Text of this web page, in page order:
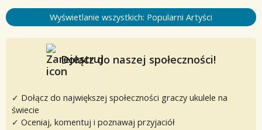
Wyświetlanie wszystkich: Popularni Artyści
Dołącz do naszej społeczności!
✓ Dołącz do największej społeczności graczy ukulele na
świecie
✓ Oceniaj, komentuj i poznawaj przyjaciół